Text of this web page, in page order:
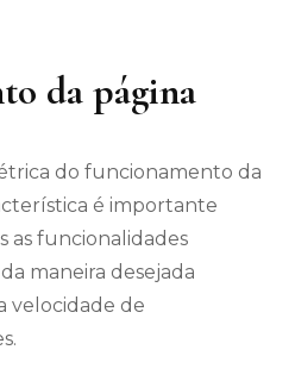
da página
do funcionamento da
é importante
as funcionalidades
maneira desejada
velocidade de